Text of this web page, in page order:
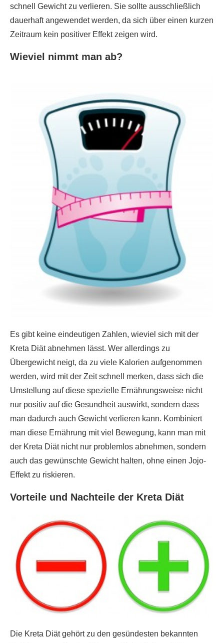
schnell Gewicht zu verlieren. Sie sollte ausschließlich
dauerhaft angewendet werden, da sich über einen kurzen
Zeitraum kein positiver Effekt zeigen wird.
Wieviel nimmt man ab?
Es gibt keine eindeutigen Zahlen, wieviel sich mit der
Kreta Diät abnehmen lässt. Wer allerdings zu
Übergewicht neigt, da zu viele Kalorien aufgenommen
werden, wird mit der Zeit schnell merken, dass sich die
Umstellung auf diese spezielle Ernährungsweise nicht
nur positiv auf die Gesundheit auswirkt, sondern dass
man dadurch auch Gewicht verlieren kann. Kombiniert
man diese Ernährung mit viel Bewegung, kann man mit
der Kreta Diät nicht nur problemlos abnehmen, sondern
auch das gewünschte Gewicht halten, ohne einen Jojo-
Effekt zu riskieren.
Vorteile und Nachteile der Kreta Diät
Die Kreta Diät gehört zu den gesündesten bekannten